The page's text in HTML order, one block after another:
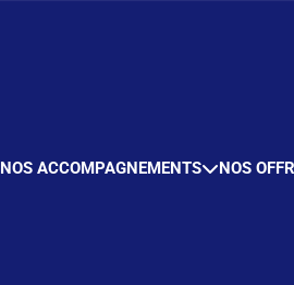
NOS ACCOMPAGNEMENTS NOS